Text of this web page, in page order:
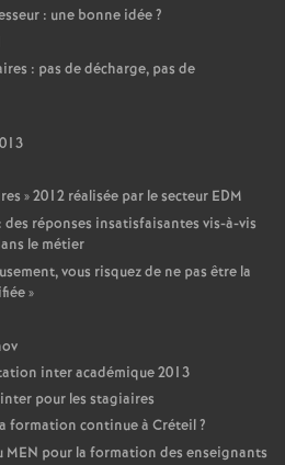
: une bonne idée?
: pas de décharge, pas de
» 2012 réalisée par le secteur EDM
des réponses insatisfaisantes vis-à-vis
le métier
vous risquez de ne pas être la
»
inter académique 2013
pour les stagiaires
formation continue à Créteil?
MEN pour la formation des enseignants